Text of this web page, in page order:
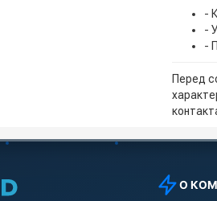
-
-
-
Перед
О